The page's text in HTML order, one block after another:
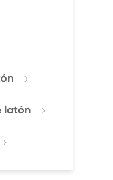

latón 
